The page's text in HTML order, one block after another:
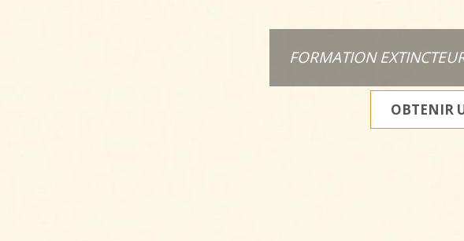
FORMATION
OBTENIR